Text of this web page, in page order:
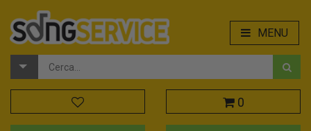
MENU
0